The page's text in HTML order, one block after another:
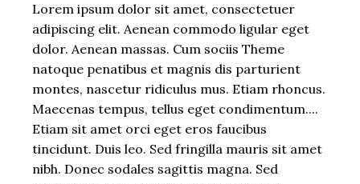
Lorem ipsum dolor sit amet, consectetuer
adipiscing elit. Aenean commodo ligular eget
dolor. Aenean massas. Cum sociis Theme
natoque penatibus et magnis dis parturient
montes, nascetur ridiculus mus. Etiam rhoncus.
Maecenas tempus, tellus eget condimentum....
Etiam sit amet orci eget eros faucibus
tincidunt. Duis leo. Sed fringilla mauris sit amet
nibh. Donec sodales sagittis magna. Sed